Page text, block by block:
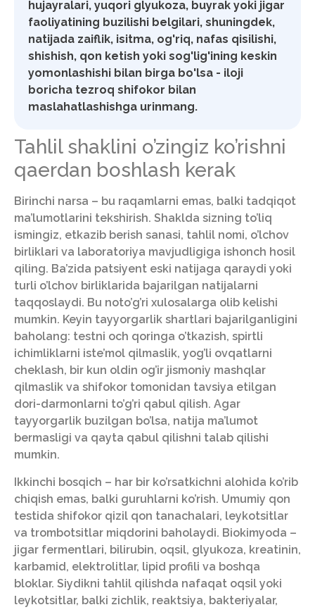
hujayralari, yuqori glyukoza, buyrak yoki jigar
faoliyatining buzilishi belgilari, shuningdek,
natijada zaiflik, isitma, og'riq, nafas qisilishi,
shishish, qon ketish yoki sog'lig'ining keskin
yomonlashishi bilan birga bo'lsa - iloji
boricha tezroq shifokor bilan
maslahatlashishga urinmang.
Tahlil shaklini o’zingiz ko’rishni
qaerdan boshlash kerak
Birinchi narsa – bu raqamlarni emas, balki tadqiqot
ma’lumotlarini tekshirish. Shaklda sizning to’liq
ismingiz, etkazib berish sanasi, tahlil nomi, o’lchov
birliklari va laboratoriya mavjudligiga ishonch hosil
qiling. Ba’zida patsiyent eski natijaga qaraydi yoki
turli o’lchov birliklarida bajarilgan natijalarni
taqqoslaydi. Bu noto’g’ri xulosalarga olib kelishi
mumkin. Keyin tayyorgarlik shartlari bajarilganligini
baholang: testni och qoringa o’tkazish, spirtli
ichimliklarni iste’mol qilmaslik, yog’li ovqatlarni
cheklash, bir kun oldin og’ir jismoniy mashqlar
qilmaslik va shifokor tomonidan tavsiya etilgan
dori-darmonlarni to’g’ri qabul qilish. Agar
tayyorgarlik buzilgan bo’lsa, natija ma’lumot
bermasligi va qayta qabul qilishni talab qilishi
mumkin.
Ikkinchi bosqich – har bir ko’rsatkichni alohida ko’rib
chiqish emas, balki guruhlarni ko’rish. Umumiy qon
testida shifokor qizil qon tanachalari, leykotsitlar
va trombotsitlar miqdorini baholaydi. Biokimyoda –
jigar fermentlari, bilirubin, oqsil, glyukoza, kreatinin,
karbamid, elektrolitlar, lipid profili va boshqa
bloklar. Siydikni tahlil qilishda nafaqat oqsil yoki
leykotsitlar, balki zichlik, reaktsiya, bakteriyalar,